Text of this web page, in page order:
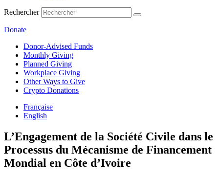
Rechercher
Donate
Donor-Advised Funds
Monthly Giving
Planned Giving
Workplace Giving
Other Ways to Give
Crypto Donations
Française
English
L’Engagement de la Société Civile dans le
Processus du Mécanisme de Financement
Mondial en Côte d’Ivoire